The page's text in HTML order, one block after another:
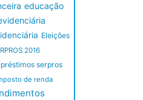
educação
Eleições
2016
serpros
de renda